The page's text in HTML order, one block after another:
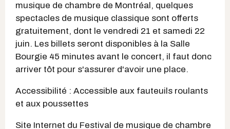
musique de chambre de Montréal, quelques
spectacles de musique classique sont offerts
gratuitement, dont le vendredi 21 et samedi 22
juin. Les billets seront disponibles à la Salle
Bourgie 45 minutes avant le concert, il faut donc
arriver tôt pour s'assurer d'avoir une place.
Accessibilité : Accessible aux fauteuils roulants
et aux poussettes
Site Internet du Festival de musique de chambre